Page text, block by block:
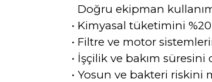
Doğru ekipman
• Kimyasal tüketimini
• Filtre ve motor
• İşçilik ve bakım süresini
• Yosun ve bakteri riskini